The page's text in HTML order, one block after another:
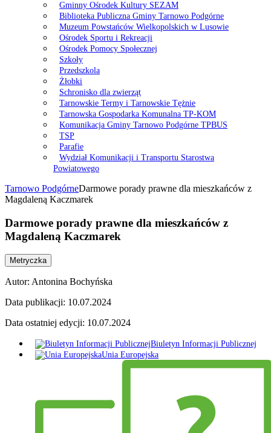
Gminny Ośrodek Kultury SEZAM
Biblioteka Publiczna Gminy Tarnowo Podgórne
Muzeum Powstańców Wielkopolskich w Lusowie
Ośrodek Sportu i Rekreacji
Ośrodek Pomocy Społecznej
Szkoły
Przedszkola
Żłobki
Schronisko dla zwierząt
Tarnowskie Termy i Tarnowskie Tężnie
Tarnowska Gospodarka Komunalna TP-KOM
Komunikacja Gminy Tarnowo Podgórne TPBUS
TSP
Parafie
Wydział Komunikacji i Transportu Starostwa
Powiatowego
Tarnowo PodgórneDarmowe porady prawne dla mieszkańców z
Magdaleną Kaczmarek
Darmowe porady prawne dla mieszkańców z
Magdaleną Kaczmarek
Metryczka
Autor: Antonina Bochyńska
Data publikacji: 10.07.2024
Data ostatniej edycji: 10.07.2024
Biuletyn Informacji Publicznej
Unia Europejska